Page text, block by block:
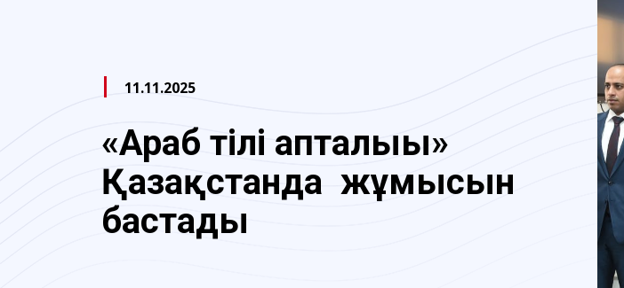
11.11.2025
«Араб тілі апталығы»
Қазақстанда жұмысын
бастады